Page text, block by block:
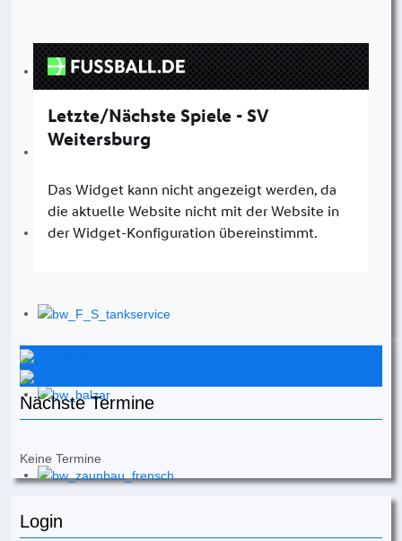
Nächste Termine
Keine Termine
Login